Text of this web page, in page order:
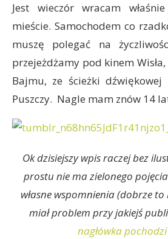
Jest wieczór wracam
mieście. Samochodem co
muszę polegać na
przejeżdżamy pod kinem
Bajmu, ze ścieżki
Puszczy. Nagle mam znów 14
Ok dzisiejszy wpis raczej bez
prostu nie ma zielonego
własne wspomnienia (dobrze
miał problem przy jakiejś
nagłówka